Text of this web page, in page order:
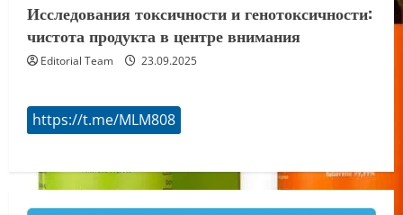
Исследования токсичности и генотоксичности:
чистота продукта в центре внимания
Editorial Team 23.09.2025
https://t.me/MLM808